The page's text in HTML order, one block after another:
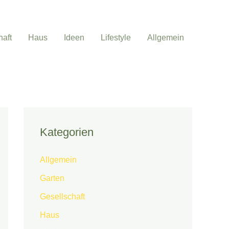
Haus Ideen Lifestyle Allgemein
Kategorien
Allgemein
Garten
Gesellschaft
Haus